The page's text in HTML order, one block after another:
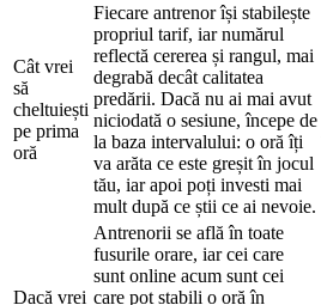
Cât vrei
să
cheltuiești
pe prima
oră
Fiecare antrenor își stabilește
propriul tarif, iar numărul
reflectă cererea și rangul, mai
degrabă decât calitatea
predării. Dacă nu ai mai avut
niciodată o sesiune, începe de
la baza intervalului: o oră îți
va arăta ce este greșit în jocul
tău, iar apoi poți investi mai
mult după ce știi ce ai nevoie.
Dacă vrei
Antrenorii se află în toate
fusurile orare, iar cei care
sunt online acum sunt cei
care pot stabili o oră în